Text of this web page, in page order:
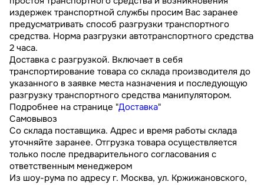
издержек транспортной службы просим Вас заранее
предусматривать способ разгрузки транспортного
средства. Норма разгрузки автотранспортного средства
2 часа.
Доставка с разгрузкой. Включает в себя
транспортирование товара со склада производителя до
указанного в заявке места назначения и последующую
разгрузку транспортного средства манипулятором.
Подробнее на странице "Доставка"
Самовывоз
Со склада поставщика. Адрес и время работы склада
уточняйте заранее. Отгрузка товара осуществляется
только после предварительного согласования с
ответственным менеджером
Из шоу-рума по адресу г. Москва, ул. Кржижановского,